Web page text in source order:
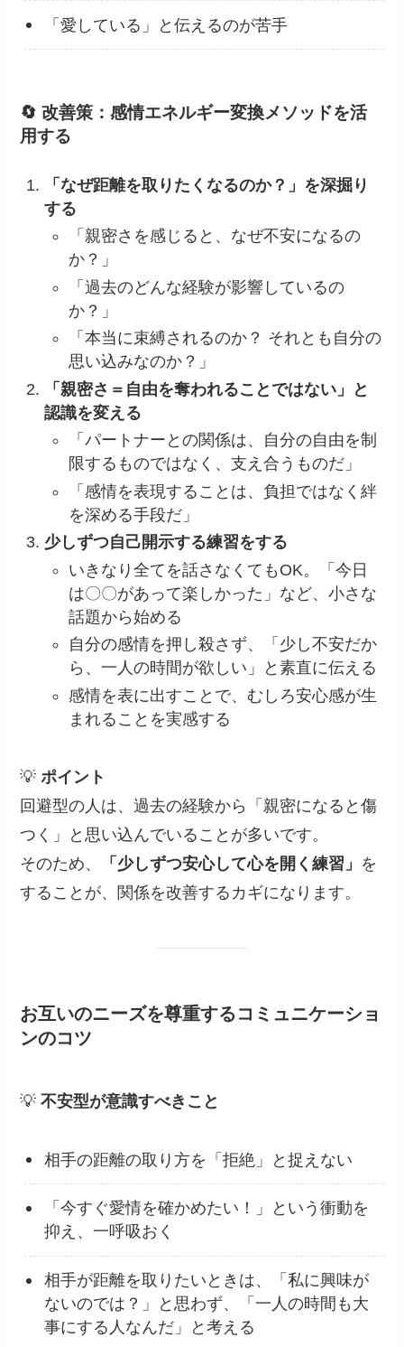
「愛している」と伝えるのが苦手
🔄 改善策：感情エネルギー変換メソッドを活
用する
「なぜ距離を取りたくなるのか？」を深掘り
する
「親密さを感じると、なぜ不安になるの
か？」
「過去のどんな経験が影響しているの
か？」
「本当に束縛されるのか？ それとも自分の
思い込みなのか？」
「親密さ＝自由を奪われることではない」と
認識を変える
「パートナーとの関係は、自分の自由を制
限するものではなく、支え合うものだ」
「感情を表現することは、負担ではなく絆
を深める手段だ」
少しずつ自己開示する練習をする
いきなり全てを話さなくてもOK。「今日
は〇〇があって楽しかった」など、小さな
話題から始める
自分の感情を押し殺さず、「少し不安だか
ら、一人の時間が欲しい」と素直に伝える
感情を表に出すことで、むしろ安心感が生
まれることを実感する
💡ポイント
回避型の人は、過去の経験から「親密になると傷
つく」と思い込んでいることが多いです。
そのため、
「少しずつ安心して心を開く練習」 を
することが、関係を改善するカギになります。
お互いのニーズを尊重するコミュニケーショ
ンのコツ
💡不安型が意識すべきこと
相手の距離の取り方を「拒絶」と捉えない
「今すぐ愛情を確かめたい！」という衝動を
抑え、一呼吸おく
相手が距離を取りたいときは、「私に興味が
ないのでは？」と思わず、「一人の時間も大
事にする人なんだ」と考える